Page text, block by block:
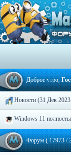
Доброе утро,
Hoвocти (31 Дек
Windows 11
Форум( 17973/